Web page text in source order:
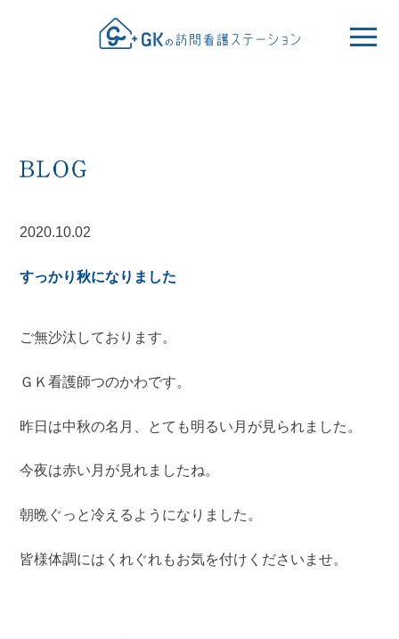
2020.10.02
すっかり秋になりました
ご無沙汰しております。
ＧＫ看護師つのかわです。
昨日は中秋の名月、とても明るい月が見られました。
今夜は赤い月が見れましたね。
朝晩ぐっと冷えるようになりました。
皆様体調にはくれぐれもお気を付けくださいませ。